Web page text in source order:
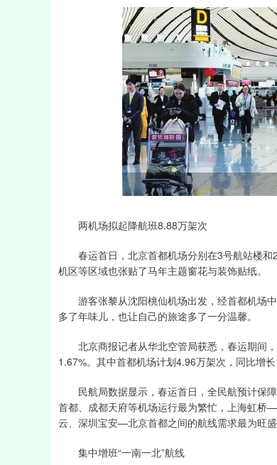
两机场拟起降航班8.88万架次
春运首日，北京首都机场分别在3号航站楼和2
机区等区域也张贴了马年主题窗花与装饰贴纸。
游客张黎从沈阳桃仙机场出发，经首都机场中
多了年味儿，也让自己的旅途多了一分温馨。
北京商报记者从华北空管局获悉，春运期间，
1.67%。其中首都机场计划4.96万架次，同比增
民航局数据显示，春运首日，全民航预计保障
首都、成都天府等机场运行最为繁忙，上海虹
云、深圳宝安—北京首都之间的航线需求最为旺盛
集中增班“一南一北”航线